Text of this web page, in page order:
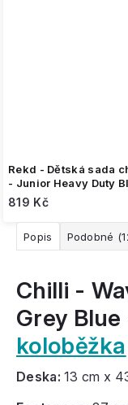
Rekd - Dětská sada
- Junior Heavy Duty
819 Kč
Popis Podobné
Chilli -
Grey Blue
koloběžka
Deska: 13 cm x